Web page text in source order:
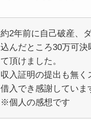
約2年前に自己破産、
込んだところ30万可決
て頂けました。
収入証明の提出も無く
借入でき感謝していま
※個人の感想です